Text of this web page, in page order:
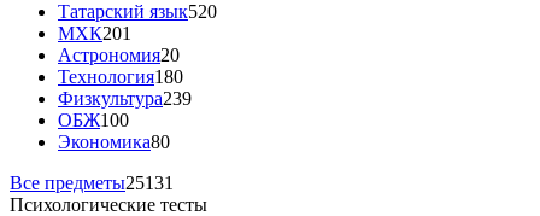
Татарский язык520
МХК201
Астрономия20
Технология180
Физкультура239
ОБЖ100
Экономика80
Все предметы25131
Психологические тесты